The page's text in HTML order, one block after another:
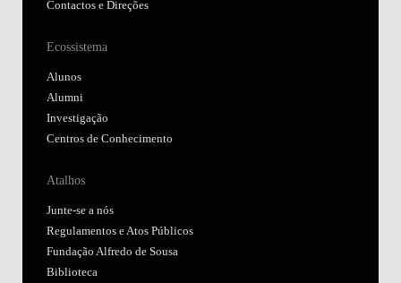
Contactos e Direções
Ecossistema
Alunos
Alumni
Investigação
Centros de Conhecimento
Atalhos
Junte-se a nós
Regulamentos e Atos Públicos
Fundação Alfredo de Sousa
Biblioteca